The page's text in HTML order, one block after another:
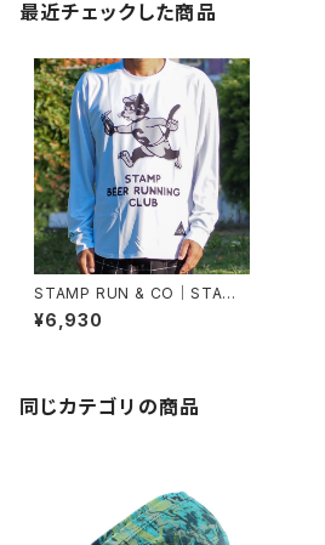
最近チェックした商品
STAMP RUN & CO｜STAMP
LONG SLEEVE TEE（STAMP
BEER RUNNING CLUB）
¥6,930
同じカテゴリの商品